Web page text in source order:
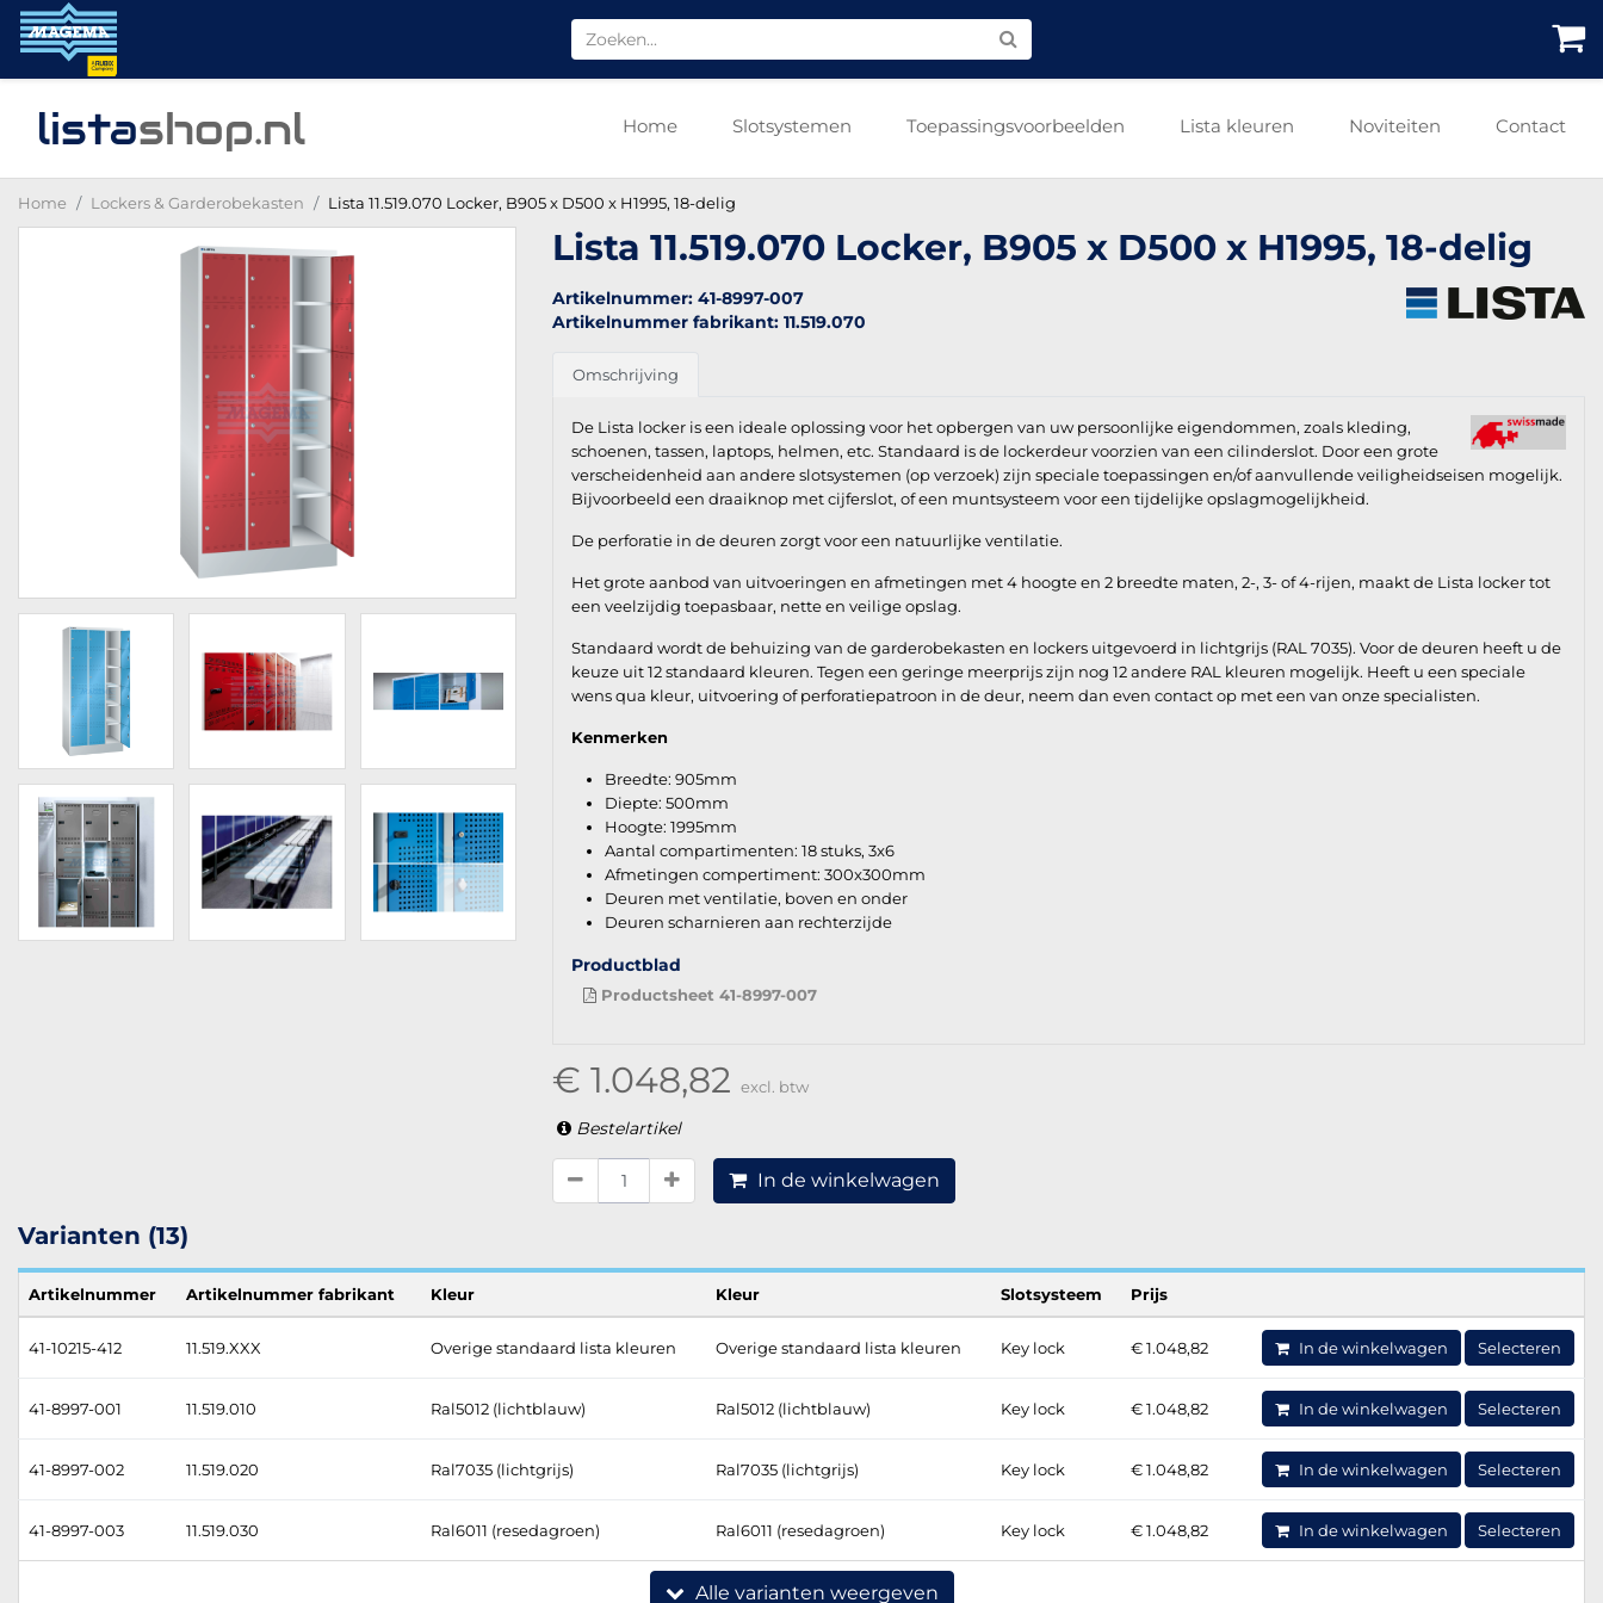
listashop.nl Home Slotsystemen Toepassingsvoorbeelden Lista kleuren Noviteiten Contact
Home Lockers & Garderobekasten Lista 11.519.070 Locker, B905 x D500 x H1995, 18-delig
Lista 11.519.070 Locker, B905 x D500 x H1995, 18-delig
Artikelnummer: 41-8997-007
Artikelnummer fabrikant: 11.519.070
Omschrijving
De Lista locker is een ideale oplossing voor het opbergen van uw persoonlijke eigendommen, zoals kleding,
schoenen, tassen, laptops, helmen, etc. Standaard is de lockerdeur voorzien van een cilinderslot. Door een grote
verscheidenheid aan andere slotsystemen (op verzoek) zijn speciale toepassingen en/of aanvullende veiligheidseisen mogelijk.
Bijvoorbeeld een draaiknop met cijferslot, of een muntsysteem voor een tijdelijke opslagmogelijkheid.
De perforatie in de deuren zorgt voor een natuurlijke ventilatie.
Het grote aanbod van uitvoeringen en afmetingen met 4 hoogte en 2 breedte maten, 2-, 3- of 4-rijen, maakt de Lista locker tot
een veelzijdig toepasbaar, nette en veilige opslag.
Standaard wordt de behuizing van de garderobekasten en lockers uitgevoerd in lichtgrijs (RAL 7035). Voor de deuren heeft u de
keuze uit 12 standaard kleuren. Tegen een geringe meerprijs zijn nog 12 andere RAL kleuren mogelijk. Heeft u een speciale
wens qua kleur, uitvoering of perforatiepatroon in de deur, neem dan even contact op met een van onze specialisten.
Kenmerken
Breedte: 905mm
Diepte: 500mm
Hoogte: 1995mm
Aantal compartimenten: 18 stuks, 3x6
Afmetingen compertiment: 300x300mm
Deuren met ventilatie, boven en onder
Deuren scharnieren aan rechterzijde
Productblad
Productsheet 41-8997-007
€ 1.048,82 excl. btw
Bestelartikel
In de winkelwagen
Varianten (13)
Artikelnummer Artikelnummer fabrikant Kleur Kleur Slotsysteem Prijs
41-10215-412 11.519.XXX Overige standaard lista kleuren Overige standaard lista kleuren Key lock € 1.048,82 In de winkelwagen Selecteren
41-8997-001 11.519.010 Ral5012 (lichtblauw) Ral5012 (lichtblauw) Key lock € 1.048,82 In de winkelwagen Selecteren
41-8997-002 11.519.020 Ral7035 (lichtgrijs) Ral7035 (lichtgrijs) Key lock € 1.048,82 In de winkelwagen Selecteren
41-8997-003 11.519.030 Ral6011 (resedagroen) Ral6011 (resedagroen) Key lock € 1.048,82 In de winkelwagen Selecteren
Alle varianten weergeven